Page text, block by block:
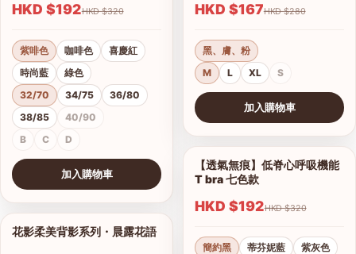
HKD $192 HKD $320
紫啡色 咖啡色
喜慶紅
時尚藍
綠色
32/70
34/75
36/80
38/85
40/90
B
C D
加入購物車
1/21
查看圖片
花影柔美背影系列・晨露花語
HKD $167 HKD $280
黑、膚、粉
M
L XL S
加入購物車
1/28
查看圖片
【透氣無痕】低脊心呼吸機能
T bra 七色款
HKD $192 HKD $320
簡約黑 蒂芬妮藍
紫灰色